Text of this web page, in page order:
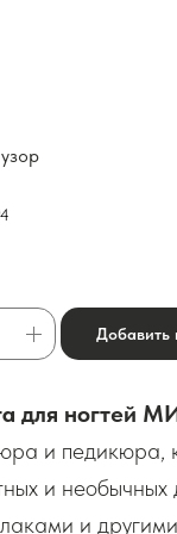
Добавить
для ногтей
и педикюра,
и
лаками и